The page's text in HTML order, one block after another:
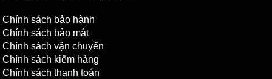
Chính sách bảo hành
Chính sách bảo mật
Chính sách vận chuyển
Chính sách kiểm hàng
Chính sách thanh toán